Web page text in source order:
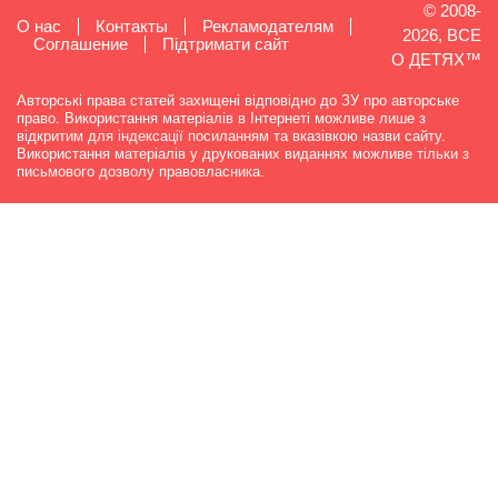
О нас Контакты
Рекламодателям
Cоглашение
Підтримати сайт
© 2008-
2026, ВСЕ
О ДЕТЯХ™
Авторські права статей захищені відповідно до ЗУ про авторське
право. Використання матеріалів в Інтернеті можливе лише з
відкритим для індексації посиланням та вказівкою назви сайту.
Використання матеріалів у друкованих виданнях можливе тільки з
письмового дозволу правовласника.